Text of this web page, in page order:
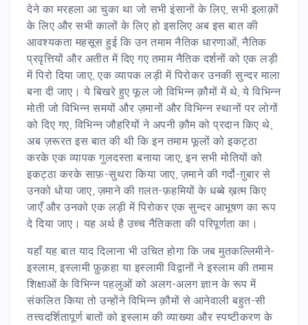
देने का मरहला आ चुका था जो सभी इंसानों के लिए, सभी इलाक़ों
के लिए और सभी कालों के लिए हो इसलिए अब इस बात की
आवश्यकता महसूस हुई कि उन तमाम नैतिक धारणाओं, नैतिक
प्रवृत्तियों और अतीत में दिए गए तमाम नैतिक दर्शनों को एक लड़ी
में पिरो दिया जाए, एक व्यापक लड़ी में पिरोकर उनकी सुन्दर माला
बना दी जाए। ये बिखरे हुए फूल जो विभिन्न क़ौमों में थे, ये विभिन्न
मोती जो विभिन्न समयों और ज़मानों और विभिन्न स्थानों पर लोगों
को दिए गए, विभिन्न जौहरियों ने अपनी क़ौम को प्रदान किए थे,
अब ज़रूरत इस बात की थी कि इन तमाम फूलों को इकट्ठा
करके एक व्यापक गुलदस्ता बनाया जाए, इन सभी मोतियों को
इकट्ठा करके साफ़-सुथरा किया जाए, ज़माने की गर्दो-ग़ुबार से
उनको धोया जाए, ज़माने की ग़लत-फ़हमियों के धब्बे ख़त्म किए
जाएँ और उनको एक लड़ी में पिरोकर एक सुन्दर आभूषण का रूप
दे दिया जाए। यह अर्थ है उच्च नैतिकता की परिपूर्णता का।
यहाँ यह बात याद दिलाना भी उचित होगा कि जब मुतकल्लिमीने-
इस्लाम, इस्लामी फ़ुक़हा या इस्लामी विद्वानों ने इस्लाम की तमाम
शिक्षाओं के विभिन्न पहलुओं को अलग-अलग ज्ञान के रूप में
संकलित किया तो उन्होंने विभिन्न क़ौमों से आनेवाली बहुत-सी
तत्त्वदर्शितापूर्ण बातों को इस्लाम की व्याख्या और स्पष्टीकरण के